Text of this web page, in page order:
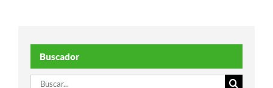
Buscador
Buscar: